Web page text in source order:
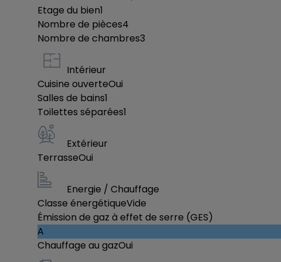
Etage du bien1
Nombre de pièces4
Nombre de chambres3
Intérieur
Cuisine ouverteOui
Salles de bains1
Toilettes séparées1
Extérieur
TerrasseOui
Energie / Chauffage
Classe énergétiqueVide
Émission de gaz à effet de serre (GES)
A
Chauffage au gazOui